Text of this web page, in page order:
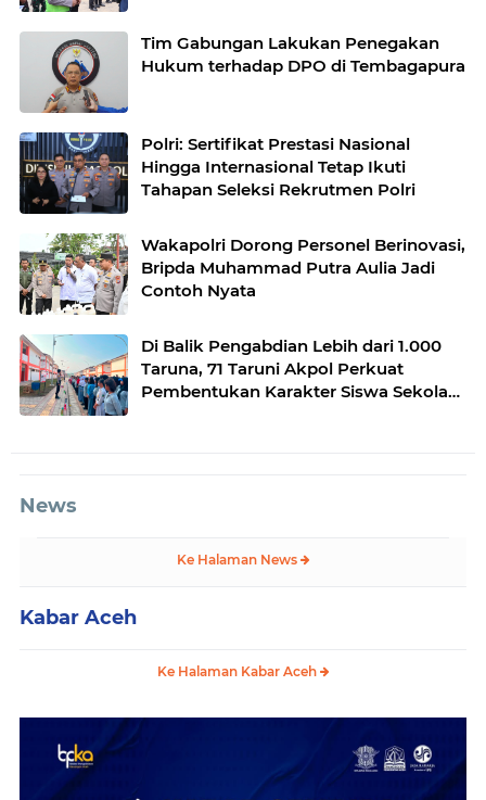
Tim Gabungan Lakukan Penegakan
Hukum terhadap DPO di Tembagapura
Polri: Sertifikat Prestasi Nasional
Hingga Internasional Tetap Ikuti
Tahapan Seleksi Rekrutmen Polri
Wakapolri Dorong Personel Berinovasi,
Bripda Muhammad Putra Aulia Jadi
Contoh Nyata
Di Balik Pengabdian Lebih dari 1.000
Taruna, 71 Taruni Akpol Perkuat
Pembentukan Karakter Siswa Sekolah
News
Ke Halaman News
Kabar Aceh
Ke Halaman Kabar Aceh